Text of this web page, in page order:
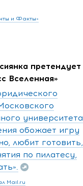
и Факты»
претендует
Вселенная»
университета
обожает игру
любит готовить,
по пилатесу,
Mail.ru